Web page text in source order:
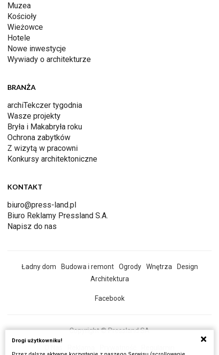
Muzea
Kościoły
Wieżowce
Hotele
Nowe inwestycje
Wywiady o architekturze
BRANŻA
archiTekczer tygodnia
Wasze projekty
Bryła i Makabryła roku
Ochrona zabytków
Z wizytą w pracowni
Konkursy architektoniczne
KONTAKT
biuro@press-land.pl
Biuro Reklamy Pressland S.A.
Napisz do nas
Ładny dom Budowa i remont Ogrody Wnętrza
Design
Architektura
Facebook
Copyright © Pressland SA
Drogi użytkowniku!